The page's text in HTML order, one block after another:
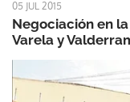
05 JUL 2015
Negociación en
Varela y